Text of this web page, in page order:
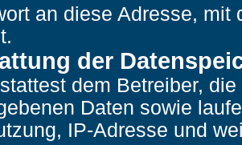
an diese Adresse, mit
der
dem Betreiber,
Daten sowie
IP-Adresse und